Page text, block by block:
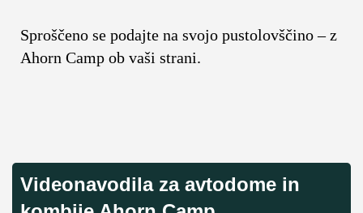
Sproščeno se podajte na svojo pustolovščino – z
Ahorn Camp ob vaši strani.
Videonavodila za avtodome in